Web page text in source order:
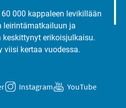
000 kappaleen levikillään
leirintämatkailuun ja
erikoisjulkaisu.
viisi kertaa vuodessa.
Instagram YouTube